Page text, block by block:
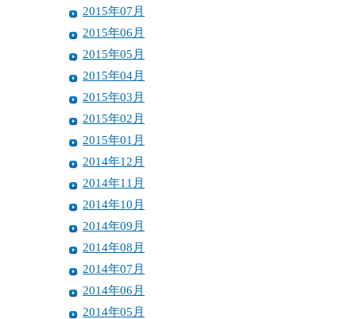
2015年07月
2015年06月
2015年05月
2015年04月
2015年03月
2015年02月
2015年01月
2014年12月
2014年11月
2014年10月
2014年09月
2014年08月
2014年07月
2014年06月
2014年05月